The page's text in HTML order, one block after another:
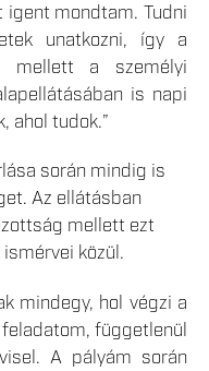
igent mondtam. Tudni
unatkozni, így a
mellett a személyi
is napi
ahol tudok.”
során mindig is
Az ellátásban
mellett ezt
közül.
mindegy, hol végzi a
függetlenül
A pályám során